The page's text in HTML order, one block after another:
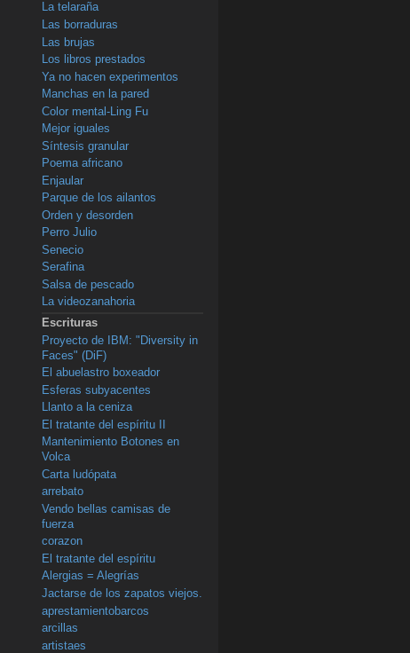
La telaraña
Las borraduras
Las brujas
Los libros prestados
Ya no hacen experimentos
Manchas en la pared
Color mental-Ling Fu
Mejor iguales
Síntesis granular
Poema africano
Enjaular
Parque de los ailantos
Orden y desorden
Perro Julio
Senecio
Serafina
Salsa de pescado
La videozanahoria
Escrituras
Proyecto de IBM: "Diversity in
Faces" (DiF)
El abuelastro boxeador
Esferas subyacentes
Llanto a la ceniza
El tratante del espíritu II
Mantenimiento Botones en
Volca
Carta ludópata
arrebato
Vendo bellas camisas de
fuerza
corazon
El tratante del espíritu
Alergias = Alegrías
Jactarse de los zapatos viejos.
aprestamientobarcos
arcillas
artistaes